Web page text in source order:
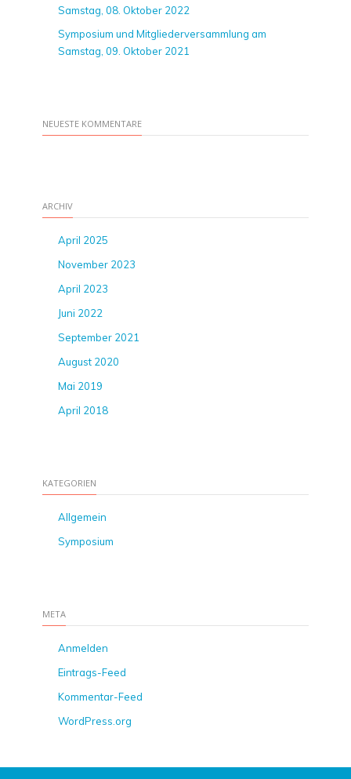
Samstag, 08. Oktober 2022
Symposium und Mitgliederversammlung am
Samstag, 09. Oktober 2021
NEUESTE KOMMENTARE
ARCHIV
April 2025
November 2023
April 2023
Juni 2022
September 2021
August 2020
Mai 2019
April 2018
KATEGORIEN
Allgemein
Symposium
META
Anmelden
Eintrags-Feed
Kommentar-Feed
WordPress.org